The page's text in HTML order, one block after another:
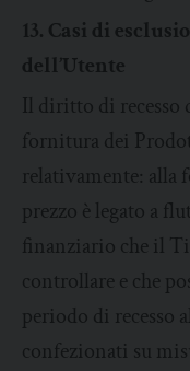
13. Casi di
dell’Utente
Il diritto di recesso
fornitura dei
relativamente:
prezzo è legato a
finanziario che il
controllare e che
periodo di
confezionati su